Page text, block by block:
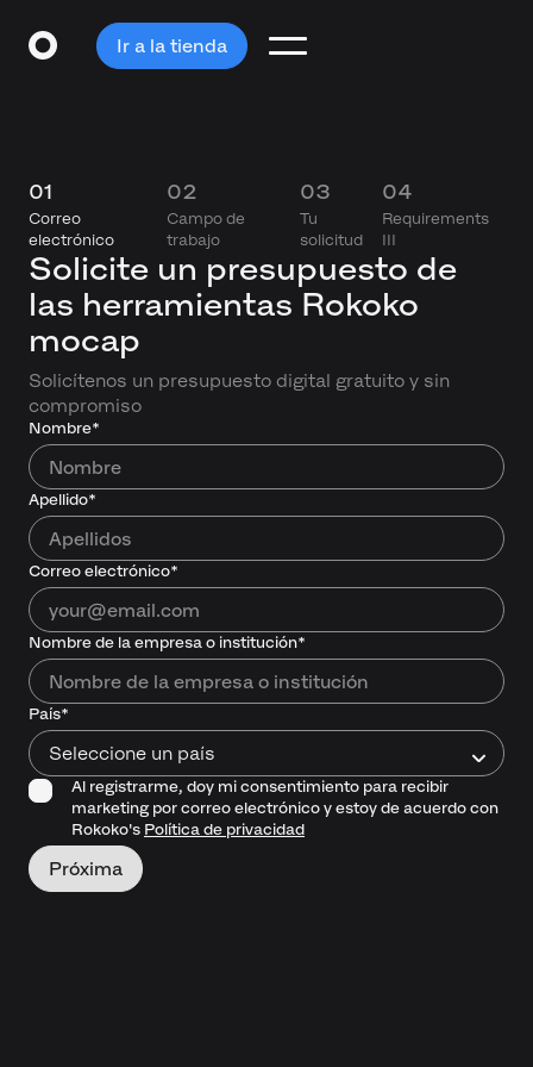
Ir a la tienda
01
Correo
electrónico
02
Campo de
trabajo
03
Tu
solicitud
04
Requirements
III
Solicite un presupuesto de
las herramientas Rokoko
mocap
Solicítenos un presupuesto digital gratuito y sin
compromiso
Nombre*
Apellido*
Correo electrónico*
Nombre de la empresa o institución*
País*
Seleccione un país
Al registrarme, doy mi consentimiento para recibir
marketing por correo electrónico y estoy de acuerdo con
Rokoko's Política de privacidad
Próxima